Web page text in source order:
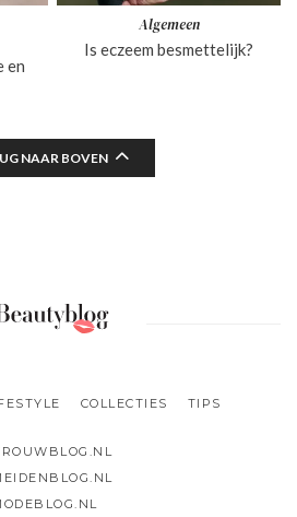
en
Algemeen
Is eczeem besmettelijk?
NAAR BOVEN
COLLECTIES TIPS